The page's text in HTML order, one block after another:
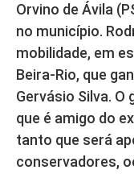
Orvino de Ávila
no município.
mobilidade, em
Beira-Rio, que
Gervásio Silva.
que é amigo do
tanto que será
conservadores,